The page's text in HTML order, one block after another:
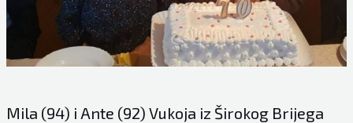
Mila (94) i Ante (92) Vukoja iz Širokog Brijega